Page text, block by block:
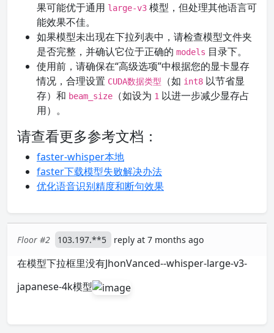
果可能优于通用 large-v3 模型，但处理其他语言可
能效果不佳。
如果模型未出现在下拉列表中，请检查模型文件夹
是否完整，并确认它位于正确的 models 目录下。
使用前，请确保在“高级选项”中根据您的显卡显存
情况，合理设置 CUDA数据类型 （如 int8 以节省显
存）和 beam_size （如设为 1 以进一步减少显存占
用）。
请查看更多参考文档：
faster-whisper本地
faster下载模型失败解决办法
优化语音识别精度和断句效果
Floor #2 103.197.**5 reply at 7 months ago
在模型下拉框里没有JhonVanced--whisper-large-v3-
japanese-4k模型